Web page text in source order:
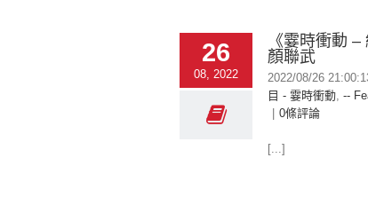
26
08, 2022
《霎時衝動 –
顏聯武
2022/08/26
目 - 霎時衝動, --
0條評論
[...]